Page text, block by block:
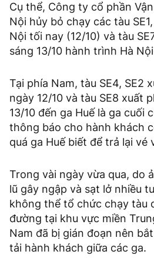
Cụ thể, Công ty cổ phần
Nội hủy bỏ chạy các tàu
Nội tối nay (12/10) và tàu
sáng 13/10 hành trình Hà
Tại phía Nam, tàu SE4, SE2
ngày 12/10 và tàu SE8 xuất
13/10 đến ga Huế là ga cuối
thông báo cho hành khách
quá ga Huế biết để trả lại vé
Trong vài ngày vừa qua, do
lũ gây ngập và sạt lở nhiều
không thể tổ chức chạy tàu
đường tại khu vực miền
Nam đã bị gián đoạn nên
tải hành khách giữa các ga.